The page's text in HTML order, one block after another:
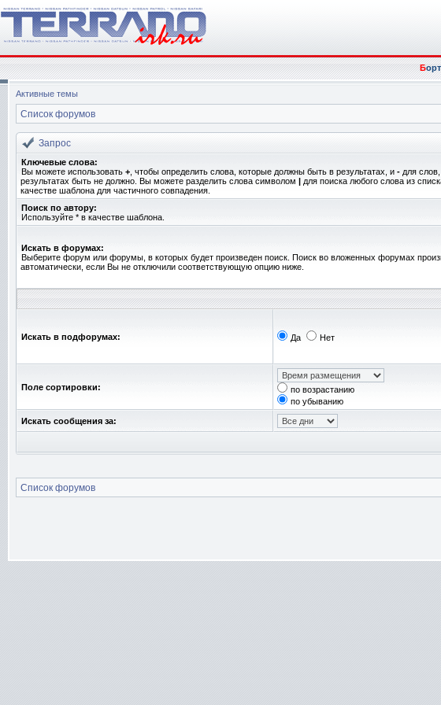
Б
Активные темы
Список форумов
Запрос
Ключевые слова:
Вы можете использовать + , чтобы определить слова, которые должны быть в результатах, и - для
результатах быть не должно. Вы можете разделить слова символом | для поиска любого слова из
качестве шаблона для частичного совпадения.
Поиск по автору:
Используйте * в качестве шаблона.
Искать в форумах:
Выберите форум или форумы, в которых будет произведен поиск. Поиск во вложенных форумах
автоматически, если Вы не отключили соответствующую опцию ниже.
Искать в подфорумах: Да Нет
Поле сортировки:
по возрастанию
по убыванию
Искать сообщения за:
Список форумов